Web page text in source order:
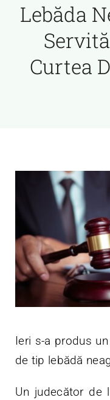
Lebăda
Curtea
Ieri s-a produs
de tip lebădă
Un judecător de